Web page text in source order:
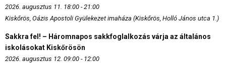
2026. augusztus 11. 18:00 - 21:00
Kiskőrös, Oázis Apostoli Gyülekezet imaháza (Kiskőrös, Holló János utca 1.)
Sakkra fel! – Háromnapos sakkfoglalkozás várja az általános
iskolásokat Kiskőrösön
2026. augusztus 12. 09:00 - 12:00